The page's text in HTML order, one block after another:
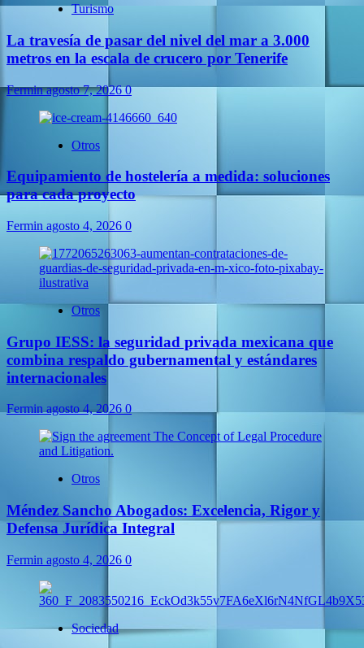
Turismo
La travesía de pasar del nivel del mar a 3.000
metros en la escala de crucero por Tenerife
Ferminagosto 7, 20260
Otros
Equipamiento de hostelería a medida: soluciones
para cada proyecto
Fermin agosto 4, 2026 0
Otros
Grupo IESS: la seguridad privada mexicana que
combina respaldo gubernamental y estándares
internacionales
Fermin agosto 4, 2026 0
Otros
Méndez Sancho Abogados: Excelencia, Rigor y
Defensa Jurídica Integral
Fermin agosto 4, 2026 0
Sociedad